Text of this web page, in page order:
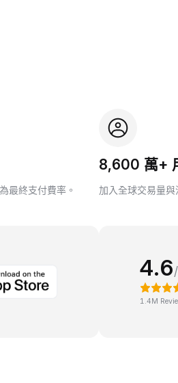
最終支付費率。
8,600 萬+
加入全球交易量與
4.6
1.4M